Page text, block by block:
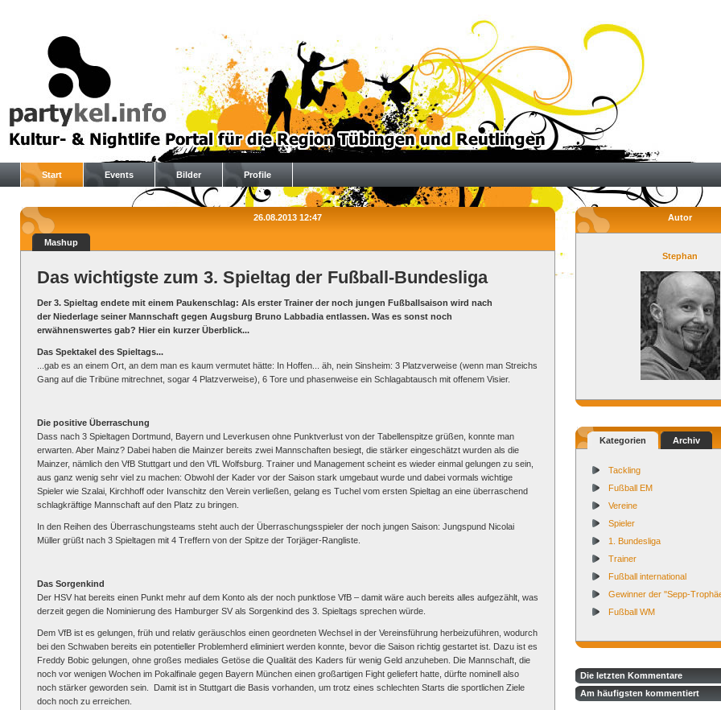
Start Events Bilder Profile
26.08.2013 12:47
Mashup
Das wichtigste zum 3. Spieltag der Fußball-Bundesliga
Der 3. Spieltag endete mit einem Paukenschlag: Als erster Trainer der noch jungen Fußballsaison wird nach
der Niederlage seiner Mannschaft gegen Augsburg Bruno Labbadia entlassen. Was es sonst noch
erwähnenswertes gab? Hier ein kurzer Überblick...
Das Spektakel des Spieltags...
...gab es an einem Ort, an dem man es kaum vermutet hätte: In Hoffen... äh, nein Sinsheim: 3 Platzverweise (wenn man Streichs
Gang auf die Tribüne mitrechnet, sogar 4 Platzverweise), 6 Tore und phasenweise ein Schlagabtausch mit offenem Visier.
Die positive Überraschung
Dass nach 3 Spieltagen Dortmund, Bayern und Leverkusen ohne Punktverlust von der Tabellenspitze grüßen, konnte man
erwarten. Aber Mainz? Dabei haben die Mainzer bereits zwei Mannschaften besiegt, die stärker eingeschätzt wurden als die
Mainzer, nämlich den VfB Stuttgart und den VfL Wolfsburg. Trainer und Management scheint es wieder einmal gelungen zu sein,
aus ganz wenig sehr viel zu machen: Obwohl der Kader vor der Saison stark umgebaut wurde und dabei vormals wichtige
Spieler wie Szalai, Kirchhoff oder Ivanschitz den Verein verließen, gelang es Tuchel vom ersten Spieltag an eine überraschend
schlagkräftige Mannschaft auf den Platz zu bringen.
In den Reihen des Überraschungsteams steht auch der Überraschungsspieler der noch jungen Saison: Jungspund Nicolai
Müller grüßt nach 3 Spieltagen mit 4 Treffern von der Spitze der Torjäger-Rangliste.
Das Sorgenkind
Der HSV hat bereits einen Punkt mehr auf dem Konto als der noch punktlose VfB – damit wäre auch bereits alles aufgezählt, was
derzeit gegen die Nominierung des Hamburger SV als Sorgenkind des 3. Spieltags sprechen würde.
Dem VfB ist es gelungen, früh und relativ geräuschlos einen geordneten Wechsel in der Vereinsführung herbeizuführen, wodurch
bei den Schwaben bereits ein potentieller Problemherd eliminiert werden konnte, bevor die Saison richtig gestartet ist. Dazu ist es
Freddy Bobic gelungen, ohne großes mediales Getöse die Qualität des Kaders für wenig Geld anzuheben. Die Mannschaft, die
noch vor wenigen Wochen im Pokalfinale gegen Bayern München einen großartigen Fight geliefert hatte, dürfte nominell also
noch stärker geworden sein. Damit ist in Stuttgart die Basis vorhanden, um trotz eines schlechten Starts die sportlichen Ziele
doch noch zu erreichen.
Autor
Stephan
Kategorien Archiv
Tackling
Fußball EM
Vereine
Spieler
1. Bundesliga
Trainer
Fußball international
Gewinner der ''Sepp-
Fußball WM
Die letzten Kommentare
Am häufigsten kommentiert